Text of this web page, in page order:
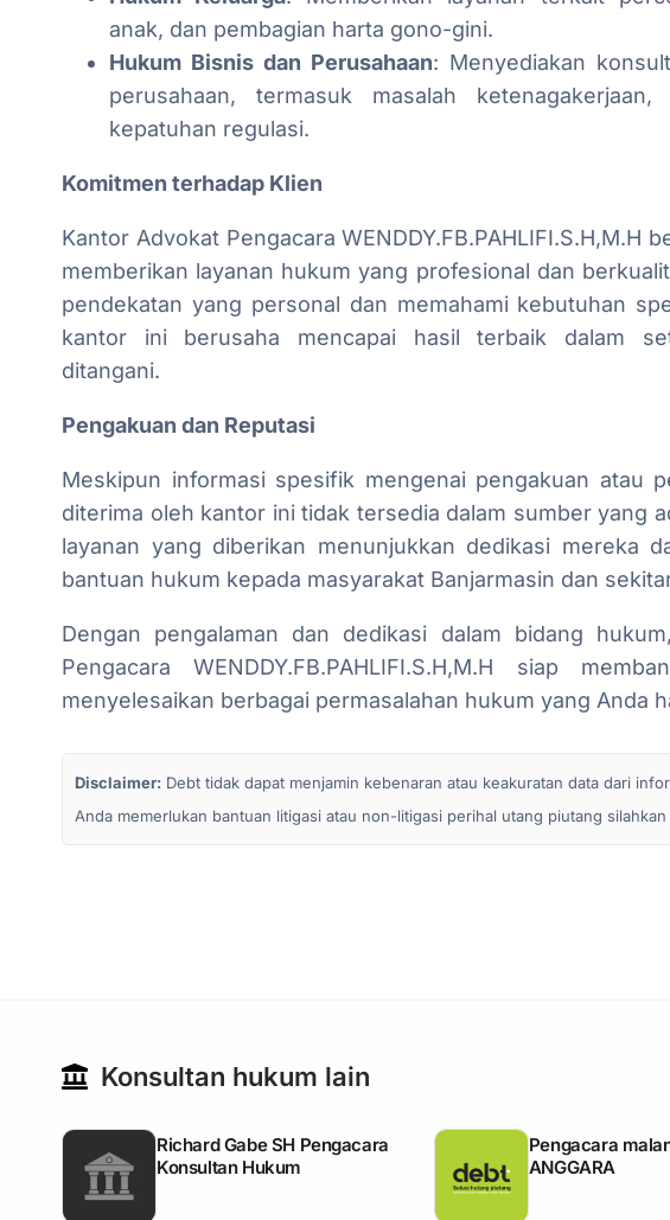
anak, dan pembagian harta gono-gini.
Hukum Bisnis dan Perusahaan: Menyediakan
perusahaan, termasuk masalah ketenagakerjaan,
kepatuhan regulasi.
Komitmen terhadap Klien
Kantor Advokat Pengacara WENDDY.FB.PAHLIFI.S.H,M.H
memberikan layanan hukum yang profesional dan
pendekatan yang personal dan memahami kebutuhan
kantor ini berusaha mencapai hasil terbaik dalam
ditangani.
Pengakuan dan Reputasi
Meskipun informasi spesifik mengenai pengakuan atau
diterima oleh kantor ini tidak tersedia dalam sumber yang
layanan yang diberikan menunjukkan dedikasi mereka
bantuan hukum kepada masyarakat Banjarmasin dan
Dengan pengalaman dan dedikasi dalam bidang
Pengacara WENDDY.FB.PAHLIFI.S.H,M.H siap
menyelesaikan berbagai permasalahan hukum yang Anda
Disclaimer: Debt tidak dapat menjamin kebenaran atau keakuratan data dari
Anda memerlukan bantuan litigasi atau non-litigasi perihal utang piutang silahkan
Konsultan hukum lain
Richard Gabe SH Pengacara
Konsultan Hukum
Pengacara
ANGGARA